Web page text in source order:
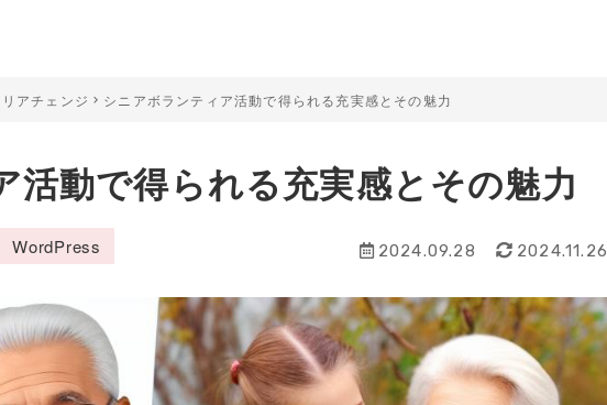
アチェンジ シニアボランティア活動で得られる充実感とその魅力
活動で得られる充実感とその魅力
WordPress 2024.09.28 2024.11.26